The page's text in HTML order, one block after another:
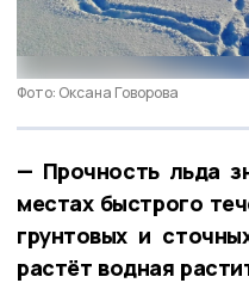
Фото: Оксана Говорова
— Прочность льда
местах быстрого
грунтовых и
растёт водная